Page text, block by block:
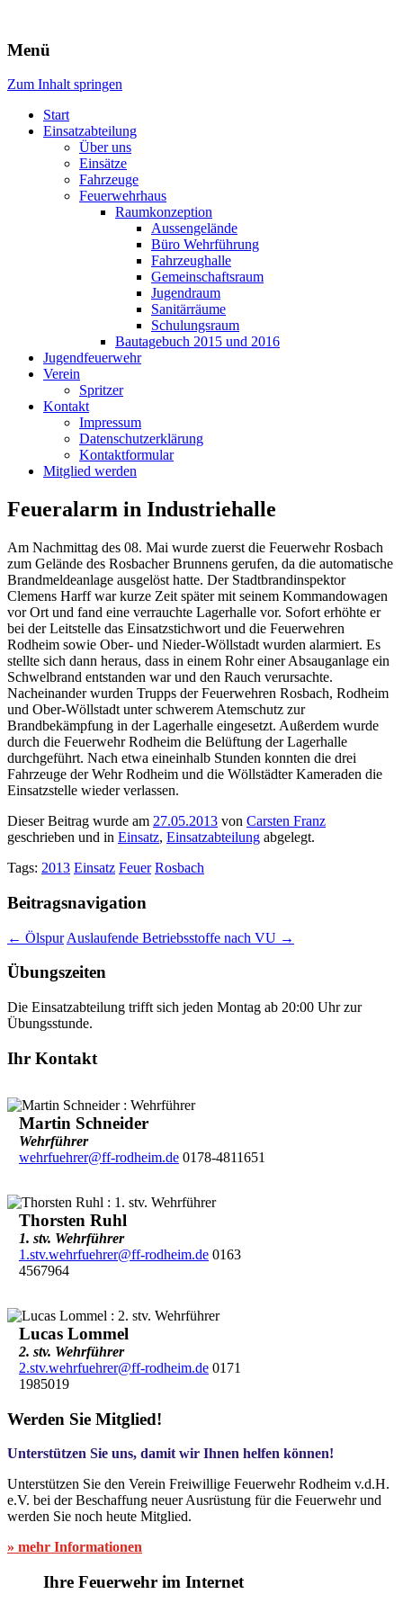
Freiwillige Feuerwehr Rodheim
v.d.H.
Menü
Zum Inhalt springen
Start
Einsatzabteilung
Über uns
Einsätze
Fahrzeuge
Feuerwehrhaus
Raumkonzeption
Aussengelände
Büro Wehrführung
Fahrzeughalle
Gemeinschaftsraum
Jugendraum
Sanitärräume
Schulungsraum
Bautagebuch 2015 und 2016
Jugendfeuerwehr
Verein
Spritzer
Kontakt
Impressum
Datenschutzerklärung
Kontaktformular
Mitglied werden
Feueralarm in Industriehalle
Am Nachmittag des 08. Mai wurde zuerst die Feuerwehr Rosbach
zum Gelände des Rosbacher Brunnens gerufen, da die automatische
Brandmeldeanlage ausgelöst hatte. Der Stadtbrandinspektor
Clemens Harff war kurze Zeit später mit seinem Kommandowagen
vor Ort und fand eine verrauchte Lagerhalle vor. Sofort erhöhte er
bei der Leitstelle das Einsatzstichwort und die Feuerwehren
Rodheim sowie Ober- und Nieder-Wöllstadt wurden alarmiert. Es
stellte sich dann heraus, dass in einem Rohr einer Absauganlage ein
Schwelbrand entstanden war und den Rauch verursachte.
Nacheinander wurden Trupps der Feuerwehren Rosbach, Rodheim
und Ober-Wöllstadt unter schwerem Atemschutz zur
Brandbekämpfung in der Lagerhalle eingesetzt. Außerdem wurde
durch die Feuerwehr Rodheim die Belüftung der Lagerhalle
durchgeführt. Nach etwa eineinhalb Stunden konnten die drei
Fahrzeuge der Wehr Rodheim und die Wöllstädter Kameraden die
Einsatzstelle wieder verlassen.
Dieser Beitrag wurde am 27.05.2013 von Carsten Franz
geschrieben und in Einsatz, Einsatzabteilung abgelegt.
Tags: 2013 Einsatz Feuer Rosbach
Beitragsnavigation
← Ölspur Auslaufende Betriebsstoffe nach VU →
Übungszeiten
Die Einsatzabteilung trifft sich jeden Montag ab 20:00 Uhr zur
Übungsstunde.
Ihr Kontakt
Martin Schneider
Wehrführer
wehrfuehrer@ff-rodheim.de0178-4811651
Thorsten Ruhl
1. stv. Wehrführer
1.stv.wehrfuehrer@ff-rodheim.de0163
4567964
Lucas Lommel
2. stv. Wehrführer
2.stv.wehrfuehrer@ff-rodheim.de0171
1985019
Werden Sie Mitglied!
Unterstützen Sie uns, damit wir Ihnen helfen können!
Unterstützen Sie den Verein Freiwillige Feuerwehr Rodheim v.d.H.
e.V. bei der Beschaffung neuer Ausrüstung für die Feuerwehr und
werden Sie noch heute Mitglied.
» mehr Informationen
Ihre Feuerwehr im Internet